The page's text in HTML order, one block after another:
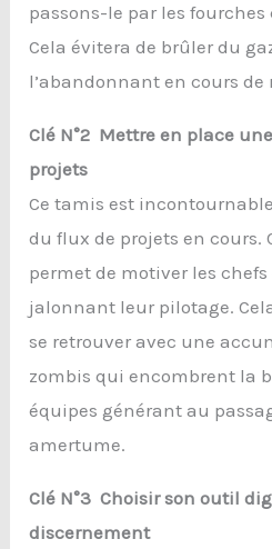
passons-le par les
Cela évitera de brûler du
l’abandonnant en cours de
Clé N°2 Mettre en place
projets
Ce tamis est
du flux de projets en cours.
permet de motiver les chefs
jalonnant leur pilotage.
se retrouver avec une
zombis qui encombrent la
équipes générant au
amertume.
Clé N°3 Choisir son outil
discernement